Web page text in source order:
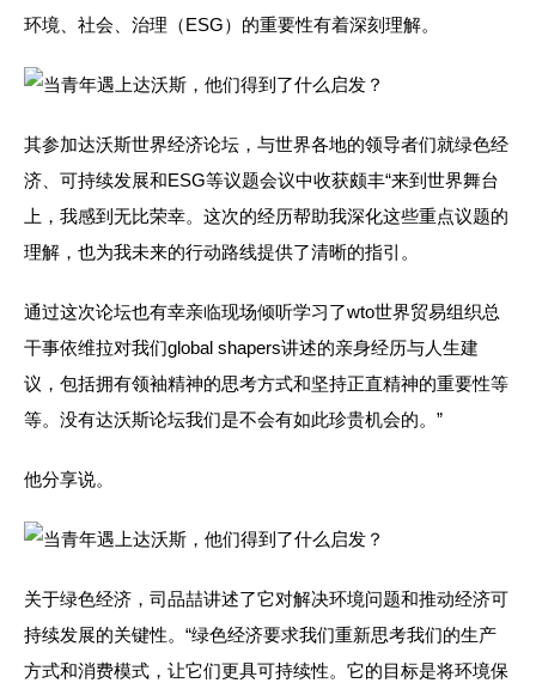
环境、社会、治理（ESG）的重要性有着深刻理解。
其参加达沃斯世界经济论坛，与世界各地的领导者们就绿色经
济、可持续发展和ESG等议题会议中收获颇丰“来到世界舞台
上，我感到无比荣幸。这次的经历帮助我深化这些重点议题的
理解，也为我未来的行动路线提供了清晰的指引。
通过这次论坛也有幸亲临现场倾听学习了wto世界贸易组织总
干事依维拉对我们global shapers讲述的亲身经历与人生建
议，包括拥有领袖精神的思考方式和坚持正直精神的重要性等
等。没有达沃斯论坛我们是不会有如此珍贵机会的。”
他分享说。
关于绿色经济，司品喆讲述了它对解决环境问题和推动经济可
持续发展的关键性。“绿色经济要求我们重新思考我们的生产
方式和消费模式，让它们更具可持续性。它的目标是将环境保